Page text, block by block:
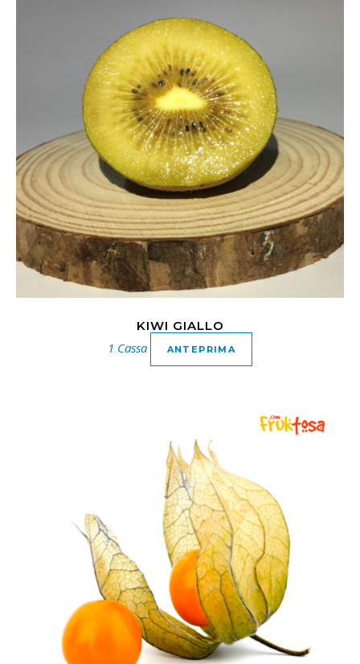
KIWI GIALLO
1 Cassa ANTEPRIMA